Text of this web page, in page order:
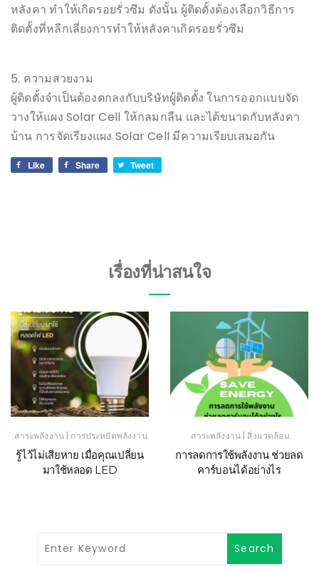
หลังคา ทำให้เกิดรอยรั่วซึม ดังนั้น ผู้ติดตั้งต้องเลือกวิธีการ
ติดตั้งที่หลีกเลี่ยงการทำให้หลังคาเกิดรอยรั่วซึม
5. ความสวยงาม
ผู้ติดตั้งจำเป็นต้องตกลงกับบริษัทผู้ติดตั้ง ในการออกแบบจัด
วางให้แผง Solar Cell ให้กลมกลืน และได้ขนาดกับหลังคา
บ้าน การจัดเรียงแผง Solar Cell มีความเรียบเสมอกัน
Like Share Tweet
เรื่องที่น่าสนใจ
สาระพลังงาน | การประหยัดพลังงาน
รู้ไว้ไม่เสียหาย เมื่อคุณเปลี่ยน
มาใช้หลอด LED
สาระพลังงาน | สิ่งแวดล้อม
การลดการใช้พลังงาน ช่วยลด
คาร์บอนได้อย่างไร